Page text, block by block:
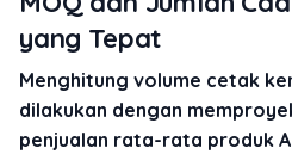
yang Tepat
Menghitung volume cetak
dilakukan dengan
penjualan rata-rata produk